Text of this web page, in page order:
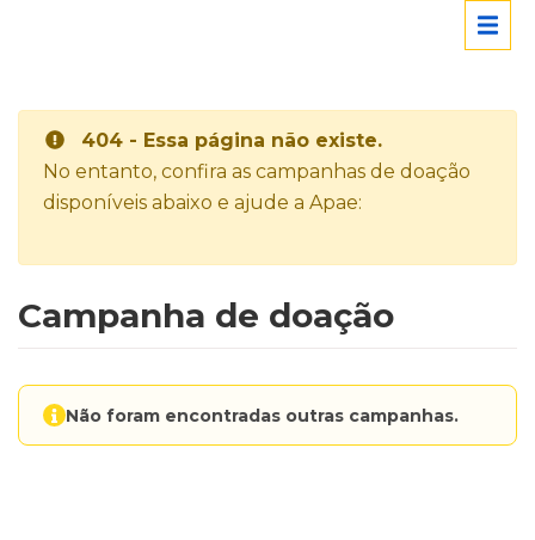
404 - Essa página não existe.
No entanto, confira as campanhas de doação
disponíveis abaixo e ajude a Apae:
Campanha de doação
Não foram encontradas outras campanhas.